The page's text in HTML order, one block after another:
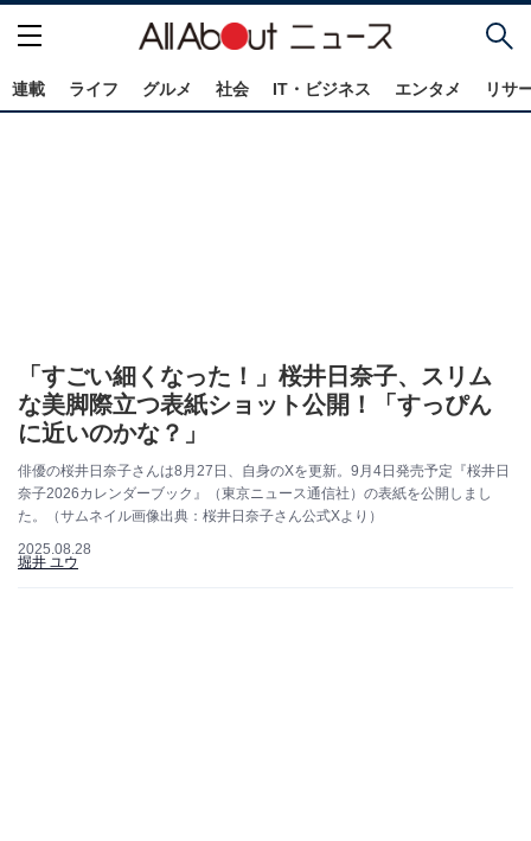
連載 ライフ グルメ 社会 IT・ビジネス エンタメ リサ
「すごい細くなった！」桜井日奈子、スリム
な美脚際立つ表紙ショット公開！「すっぴん
に近いのかな？」
俳優の桜井日奈子さんは8月27日、自身のXを更新。9月4日発売予定『桜井日
奈子2026カレンダーブック』（東京ニュース通信社）の表紙を公開しまし
た。（サムネイル画像出典：桜井日奈子さん公式Xより）
2025.08.28
堀井 ユウ